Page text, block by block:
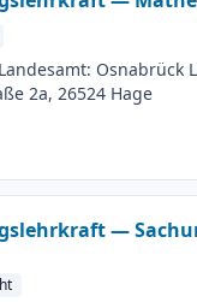
Osnabrück
2a, 26524 Hage
—